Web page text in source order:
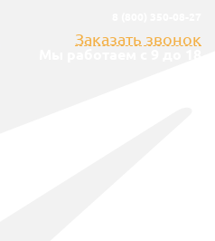
Заказать звонок